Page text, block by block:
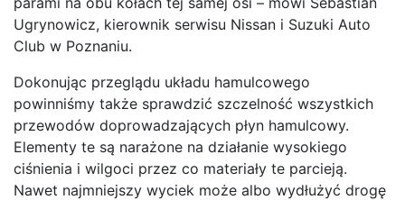
Ugrynowicz, kierownik serwisu Nissan i Suzuki Auto
Club w Poznaniu.
Dokonując przeglądu układu hamulcowego
powinniśmy także sprawdzić szczelność wszystkich
przewodów doprowadzających płyn hamulcowy.
Elementy te są narażone na działanie wysokiego
ciśnienia i wilgoci przez co materiały te parcieją.
Nawet najmniejszy wyciek może albo wydłużyć drogę